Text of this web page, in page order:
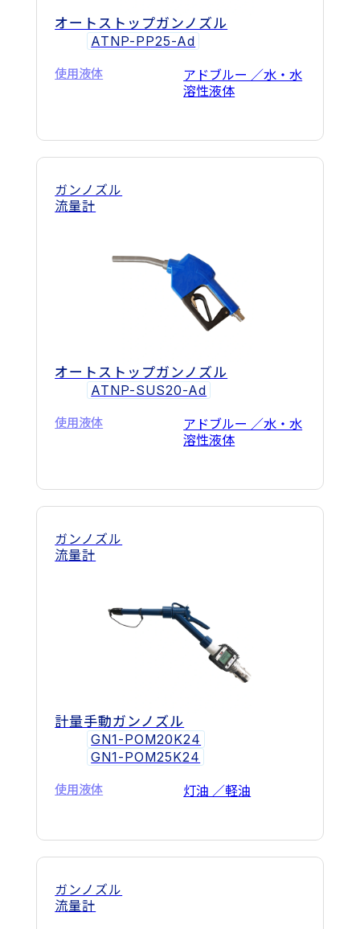
オートストップガンノズル
ATNP-PP25-Ad
使用液体
アドブルー ／水・水
溶性液体
ガンノズル
流量計
オートストップガンノズル
ATNP-SUS20-Ad
使用液体
アドブルー ／水・水
溶性液体
ガンノズル
流量計
計量手動ガンノズル
GN1-POM20K24
GN1-POM25K24
使用液体 灯油 ／軽油
ガンノズル
流量計